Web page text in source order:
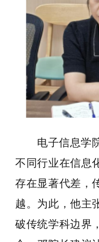
电子信息学
不同行业在信息
存在显著代差，
越。为此，他主
破传统学科边界